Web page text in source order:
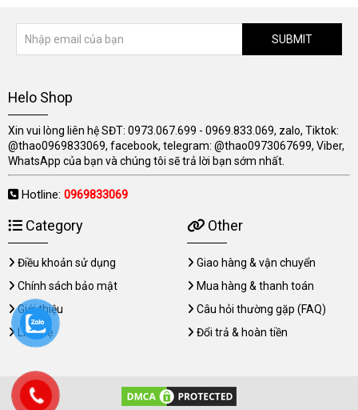
SUBMIT
Helo Shop
Xin vui lòng liên hệ SĐT: 0973.067.699 - 0969.833.069, zalo, Tiktok:
@thao0969833069, facebook, telegram: @thao0973067699, Viber,
WhatsApp của bạn và chúng tôi sẽ trả lời bạn sớm nhất.
Hotline: 0969833069
Category
Điều khoản sử dụng
Chính sách bảo mật
Giới thiệu
Liên hệ
Other
Giao hàng & vận chuyển
Mua hàng & thanh toán
Câu hỏi thường gặp (FAQ)
Đổi trả & hoàn tiền